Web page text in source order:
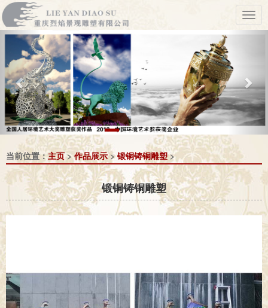
Previous
当前位置：主页>作品展示>锻铜铸铜雕塑>
锻铜铸铜雕塑